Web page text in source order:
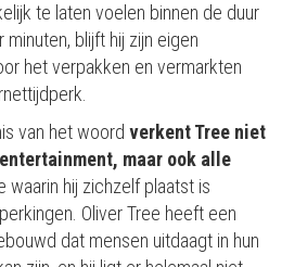
te laten voelen binnen de duur
blijft hij zijn eigen
het verpakken en vermarkten
van het woord verkent Tree niet
maar ook alle
waarin hij zichzelf plaatst is
Oliver Tree heeft een
dat mensen uitdaagt in hun